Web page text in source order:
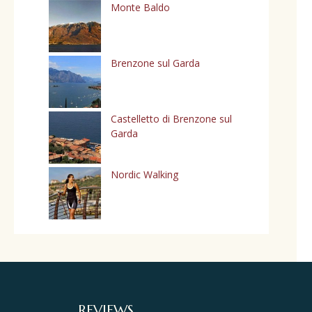
Monte Baldo
Brenzone sul Garda
Castelletto di Brenzone sul
Garda
Nordic Walking